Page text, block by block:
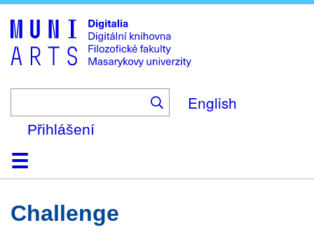
to
main
content
English
Přihlášení
DomůKolekce
Prohlížení
Vyhledávání
O platformě
Nápověda
KontaktDigitalia
Challenge